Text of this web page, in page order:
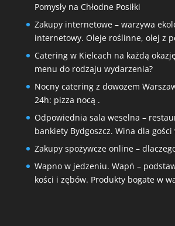
Pomysły na Chłodne Posiłki
Zakupy internetowe – warzywa
internetowy. Oleje roślinne, olej z
Catering w Kielcach na każdą
menu do rodzaju wydarzenia?
Nocny catering z dowozem
24h: pizza nocą .
Odpowiednia sala weselna –
bankiety Bydgoszcz. Wina dla gości
Zakupy spożywcze online –
Wapno w jedzeniu. Wapń –
kości i zębów. Produkty bogate w